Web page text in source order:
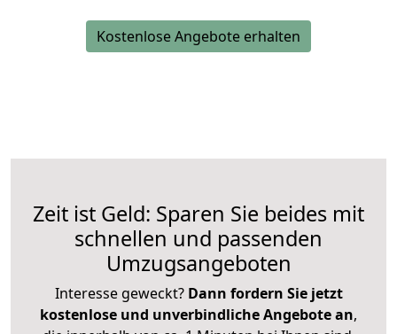
Kostenlose Angebote erhalten
Zeit ist Geld: Sparen Sie beides mit
schnellen und passenden
Umzugsangeboten
Interesse geweckt? Dann fordern Sie jetzt
kostenlose und unverbindliche Angebote an,